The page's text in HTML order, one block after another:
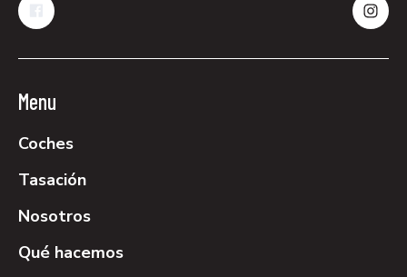
Menu
Coches
Tasación
Nosotros
Qué hacemos